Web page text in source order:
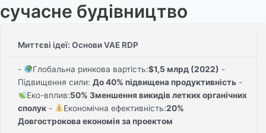
сучасне будівництво
Миттєві ідеї: Основи VAE RDP
- Глобальна ринкова вартість:$1,5 млрд (2022) -
Підвищення сили: До 40% підвищена продуктивність-
Еко-вплив:50% Зменшення викидів летких органічних
сполук- Економічна ефективність:20%
Довгострокова економія за проектом